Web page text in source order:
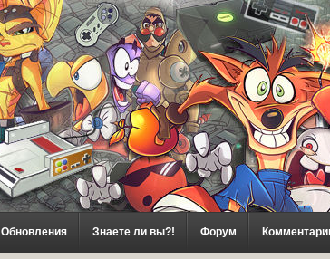
Обновления Знаете ли вы?! Форум